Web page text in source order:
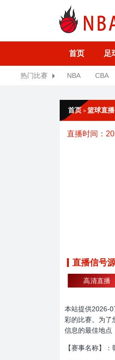
首页 足
热门比赛 NBA CBA
首页 > 篮球直播
直播时间：
直播信号
高清直播
本站提供2026-
彩的比赛。为了
信息的最佳地点
【赛事名称】